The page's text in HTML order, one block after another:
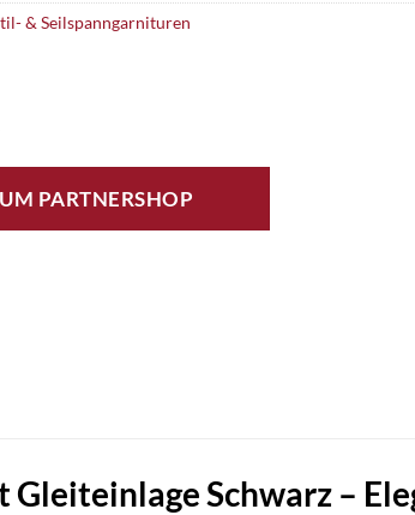
PARTNERSHOP
& Seilspanngarnituren
Schwarz –